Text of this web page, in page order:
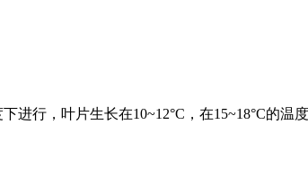
进行，叶片生长在10~12°C，在15~18°C的